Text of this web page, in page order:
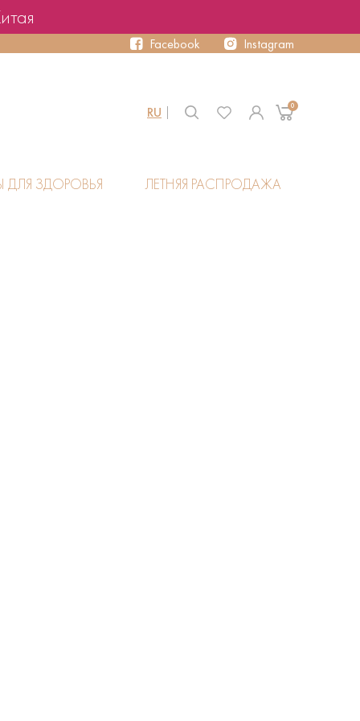
Facebook Instagram
RU 0
ДЛЯ ЗДОРОВЬЯ ЛЕТНЯЯ РАСПРОДАЖА